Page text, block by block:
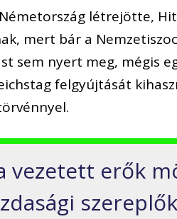
létrejötte,
mert bár a
sem nyert meg, mégis
felgyújtását
vezetett erők